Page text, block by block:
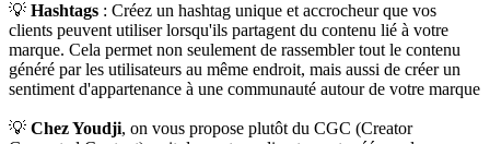
💡 Hashtags : Créez un hashtag unique et accrocheur que vos
clients peuvent utiliser lorsqu'ils partagent du contenu lié à votre
marque. Cela permet non seulement de rassembler tout le contenu
généré par les utilisateurs au même endroit, mais aussi de créer un
sentiment d'appartenance à une communauté autour de votre marque
💡 Chez Youdji, on vous propose plutôt du CGC (Creator